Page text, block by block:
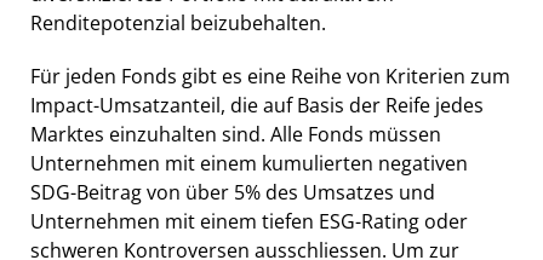
Renditepotenzial beizubehalten.
Für jeden Fonds gibt es eine Reihe von Kriterien zum
Impact-Umsatzanteil, die auf Basis der Reife jedes
Marktes einzuhalten sind. Alle Fonds müssen
Unternehmen mit einem kumulierten negativen
SDG-Beitrag von über 5% des Umsatzes und
Unternehmen mit einem tiefen ESG-Rating oder
schweren Kontroversen ausschliessen. Um zur